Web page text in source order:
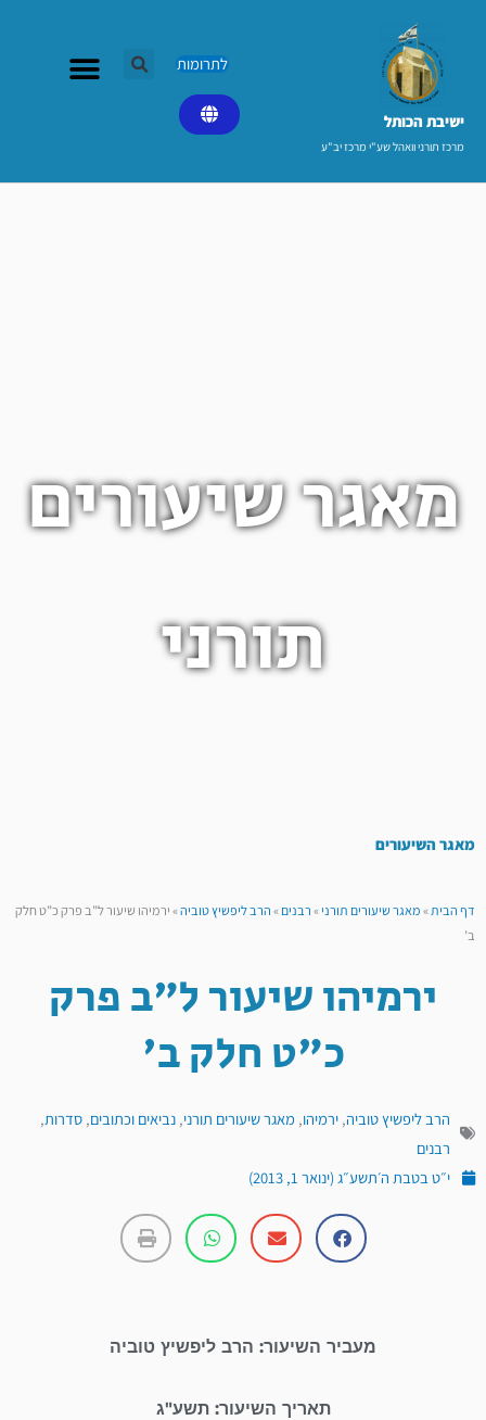
ישיבת הכותל​
מרכז תורני וואהל שע"י מרכז יב"ע
לתרומות
מאגר שיעורים
תורני
מאגר השיעורים
דף הבית»מאגר שיעורים תורני»רבנים»הרב ליפשיץ טוביה»ירמיהו שיעור ל”ב פרק כ”ט חלק
ב’
ירמיהו שיעור ל"ב פרק
כ"ט חלק ב'
הרב ליפשיץ טוביה, ירמיהו, מאגר שיעורים תורני, נביאים וכתובים, סדרות,
רבנים
י״ט בטבת ה׳תשע״ג (ינואר 1, 2013)
מעביר השיעור: הרב ליפשיץ טוביה
תאריך השיעור: תשע"ג